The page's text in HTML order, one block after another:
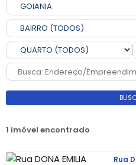
1 imóvel encontrado
Rua